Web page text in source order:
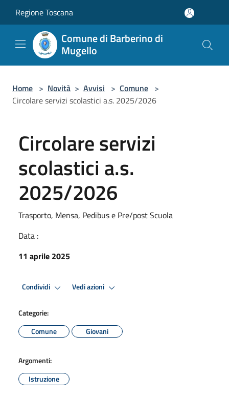
Regione Toscana
Comune di Barberino di
Mugello
Home > Novità > Avvisi > Comune >
Circolare servizi scolastici a.s. 2025/2026
Circolare servizi
scolastici a.s.
2025/2026
Trasporto, Mensa, Pedibus e Pre/post Scuola
Data :
11 aprile 2025
Condividi Vedi azioni
Categorie:
Comune
Giovani
Argomenti:
Istruzione